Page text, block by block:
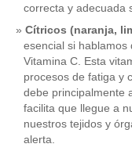
correcta y adecuada
Cítricos (naranja,
esencial si hablamos
Vitamina C. Esta
procesos de fatiga y
debe principalmente
facilita que llegue a
nuestros tejidos y
alerta.